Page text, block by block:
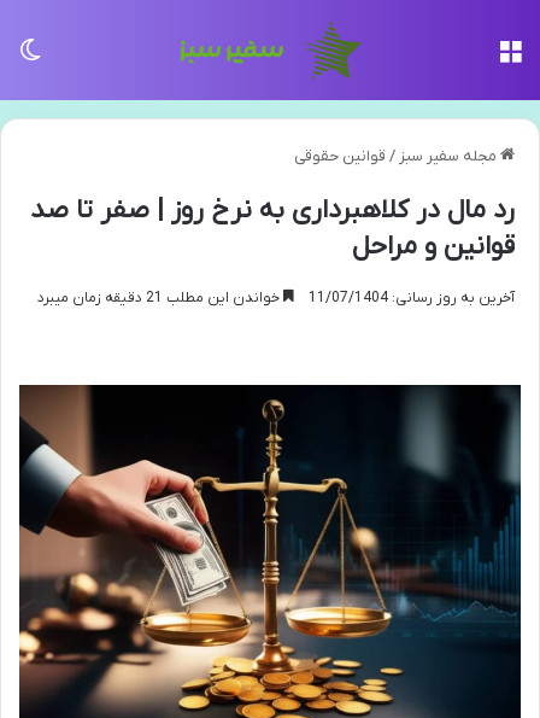
مجله سفیر سبز / قوانین حقوقی
رد مال در کلاهبرداری به نرخ روز | صفر تا صد
قوانین و مراحل
آخرین به روز رسانی: 11/07/1404 خواندن این مطلب 21 دقیقه زمان میبرد